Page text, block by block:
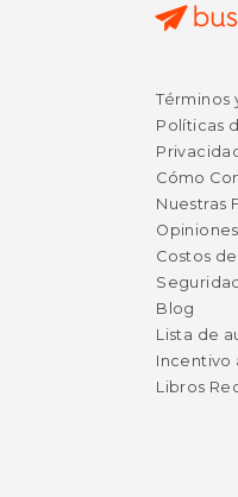
$
Términos
Políticas
Cómo
Nuestras
Costos
Blog
Lista de
Incentivo
Libros